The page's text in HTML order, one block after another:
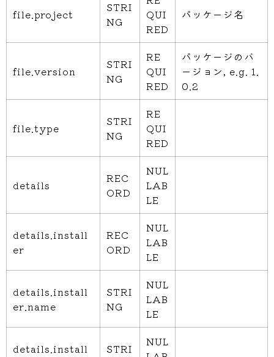
file.project
STRI
NG
QUI
RED
パッケージ名
file.version
STRI
NG
RE
QUI
RED
パッケージのバ
ージョン, e.g. 1.
0.2
file.type
STRI
NG
RE
QUI
RED
details
REC
ORD
NUL
LAB
LE
details.install
er
REC
ORD
NUL
LAB
LE
details.install
er.name
STRI
NG
NUL
LAB
LE
details.install
STRI
NUL